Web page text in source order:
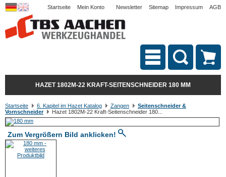
Startseite Mein Konto Newsletter Sitemap Impressum AGB
HAZET 1802M-22 KRAFT-SEITENSCHNEIDER 180 MM
Startseite 6. Kapitel im Hazet Katalog Zangen
Seitenschneider &
Vornschneider
Hazet 1802M-22 Kraft-Seitenschneider 180...
Zum Vergrößern Bild anklicken!